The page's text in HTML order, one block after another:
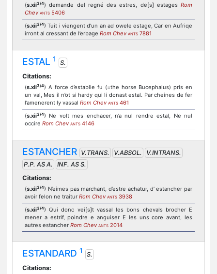
(s.xii3/4) demande del regné des estres, de[s] estages Rom
Chev ANTS 5406
(s.xii3/4) Tuit i viengent d’un an ad owele estage, Car en Aufriqe
irront al cressant de l’erbage Rom Chev ANTS 7881
ESTAL 1
S.
Citations:
(s.xii3/4) A force d’establie fu (=the horse Bucephalus) pris en
un val, Mes il n’ot si hardy qui li donast estal. Par cheines de fer
l’amenerent ly vassal Rom Chev ANTS 461
(s.xii3/4) Ne volt mes enchacer, n’a nul rendre estal, Ne nul
occire Rom Chev ANTS 4146
ESTANCHER V.TRANS. V.ABSOL.
V.INTRANS.
P.P. AS A.
INF. AS S.
Citations:
(s.xii3/4) N’eimes pas marchant, d’estre achatur, d’ estancher par
avoir felon ne traitur Rom Chev ANTS 3938
(s.xii3/4) Qui donc vei[s]t vassal les bons chevals brocher E
mener a estrif, poindre e anguiser E les uns core avant, les
autres estancher Rom Chev ANTS 2014
ESTANDARD 1
S.
Citations: